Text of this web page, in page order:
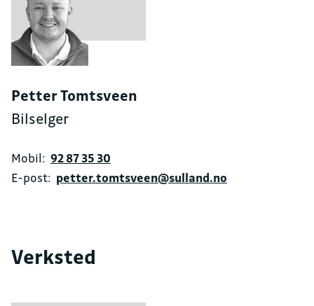
Petter Tomtsveen
Bilselger
Mobil: 92 87 35 30
E-post: petter.tomtsveen@sulland.no
Verksted